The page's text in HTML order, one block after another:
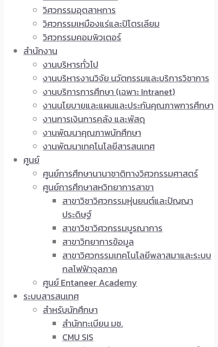
วิศวกรรมอุตสาหการ
วิศวกรรมเหมืองแร่และปิโตรเลียม
วิศวกรรมคอมพิวเตอร์
สำนักงาน
งานบริหารทั่วไป
งานบริหารงานวิจัย นวัตกรรมและบริการวิชาการ
งานบริการการศึกษา (เฉพาะ Intranet)
งานนโยบายและแผนและประกันคุณภาพการศึกษา
งานการเงินการคลัง และพัสดุ
งานพัฒนาคุณภาพนักศึกษา
งานพัฒนาเทคโนโลยีสารสนเทศ
ศูนย์
ศูนย์การศึกษานานาชาติทางวิศวกรรมศาสตร์
ศูนย์การศึกษาสหวิทยาการสาขา
สาขาวิชาวิศวกรรมหุ่นยนต์และปัญญา
ประดิษฐ์
สาขาวิชาวิศวกรรมบูรณาการ
สาขาวิทยาการข้อมูล
สาขาวิศวกรรมเทคโนโลยีพลาสมาและระบบ
กลไฟฟ้าจุลภาค
ศูนย์ Entaneer Academy
ระบบสารสนเทศ
สำหรับนักศึกษา
สำนักทะเบียน มช.
CMU SIS